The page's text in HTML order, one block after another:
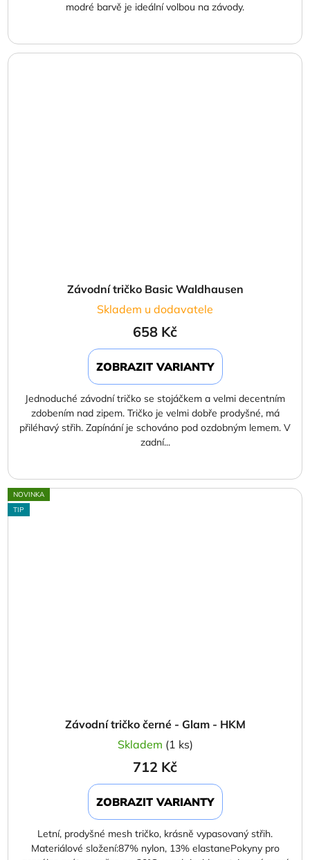
modré barvě je ideální volbou na závody.
Závodní tričko Basic Waldhausen
Skladem u dodavatele
658 Kč
ZOBRAZIT VARIANTY
Jednoduché závodní tričko se stojáčkem a velmi decentním
zdobením nad zipem. Tričko je velmi dobře prodyšné, má
přiléhavý střih. Zapínání je schováno pod ozdobným lemem. V
zadní...
NOVINKA
TIP
Závodní tričko černé - Glam - HKM
Skladem (1 ks)
712 Kč
ZOBRAZIT VARIANTY
Letní, prodyšné mesh tričko, krásně vypasovaný střih.
Materiálové složení:87% nylon, 13% elastanePokyny pro